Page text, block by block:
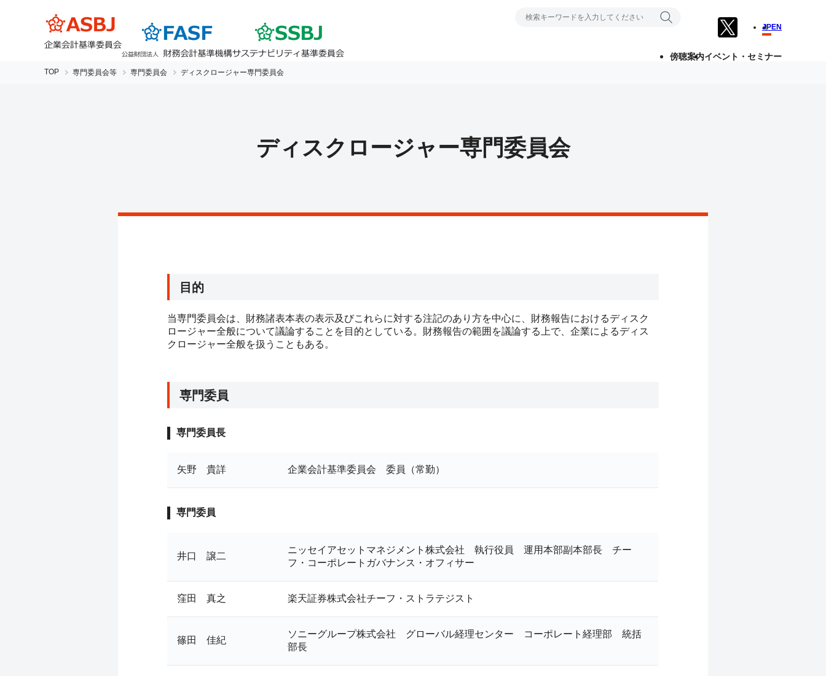
傍聴案内イベント・セミナー
JPEN
TOP 専門委員会等 専門委員会 ディスクロージャー専門委員会
ディスクロージャー専門委員会
目的
当専門委員会は、財務諸表本表の表示及びこれらに対する注記のあり方を中心に、財務報告におけるディスク
ロージャー全般について議論することを目的としている。財務報告の範囲を議論する上で、企業によるディス
クロージャー全般を扱うこともある。
専門委員
専門委員長
矢野 貴詳 企業会計基準委員会 委員（常勤）
専門委員
井口 譲二
ニッセイアセットマネジメント株式会社 執行役員 運用本部副本部長 チー
フ・コーポレートガバナンス・オフィサー
窪田 真之 楽天証券株式会社チーフ・ストラテジスト
篠田 佳紀
ソニーグループ株式会社 グローバル経理センター コーポレート経理部 統括
部長